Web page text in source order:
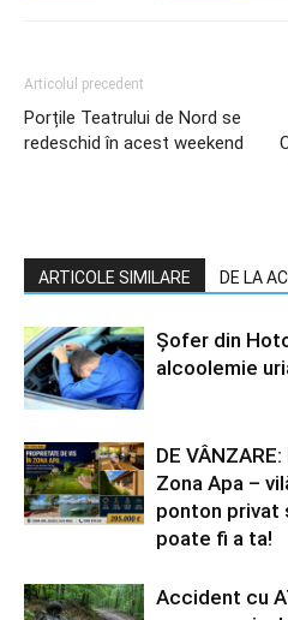
Articolul precedent
Porțile Teatrului de Nord se
redeschid în acest weekend
ARTICOLE SIMILARE DE LA
Șofer din
alcoolemie
DE
Zona Apa –
ponton privat
poate fi a ta!
Accident cu